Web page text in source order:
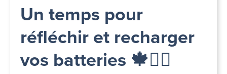
Un temps pour
réfléchir et recharger
vos batteries 🍁🧘‍♀️